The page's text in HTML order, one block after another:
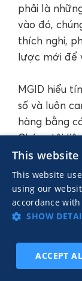
phải là
vào đó,
thích nghi,
lược mới để
MGID hiểu
số và luôn
hàng bằng
Chúng tôi
để đảm bảo
vị muốn tự
những cơ
kết, hãy
trợ quý vị
tục khuấy
đã sẵn sàng
This website
This website
using our
accordance
SHOW
ACCEPT